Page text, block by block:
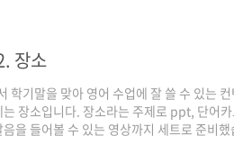
니
용) - Google Drive이 브라우저 버전은 더
라우저로 업그레이드하세요. 닫기
장소
학기말을 맞아 영어 수업에 잘 쓸 수 있는
장소입니다. 장소라는 주제로 ppt, 단어
을 들어볼 수 있는 영상까지 세트로 준비했